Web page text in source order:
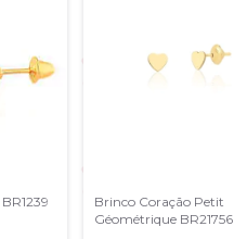
Brinco Coração Petit
Géométrique BR21756